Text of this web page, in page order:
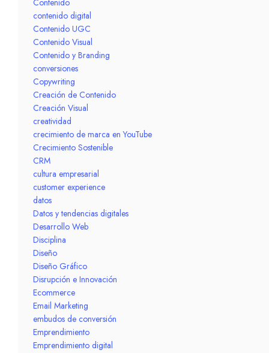
contenido digital
Contenido UGC
Contenido Visual
Contenido y Branding
conversiones
Copywriting
Creación de Contenido
Creación Visual
creatividad
crecimiento de marca en YouTube
Crecimiento Sostenible
CRM
cultura empresarial
customer experience
datos
Datos y tendencias digitales
Desarrollo Web
Disciplina
Diseño
Diseño Gráfico
Disrupción e Innovación
Ecommerce
Email Marketing
embudos de conversión
Emprendimiento
Emprendimiento digital